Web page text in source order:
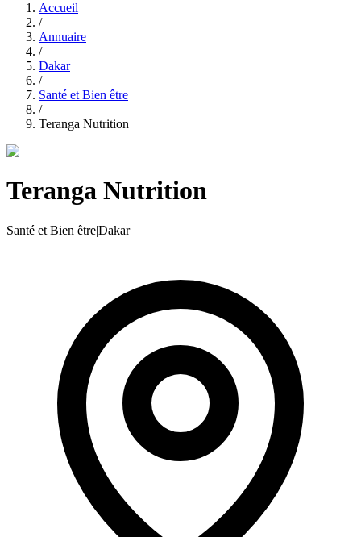
Accueil
/
Annuaire
/
Dakar
/
Santé et Bien être
/
Teranga Nutrition
Teranga Nutrition
Santé et Bien être|Dakar